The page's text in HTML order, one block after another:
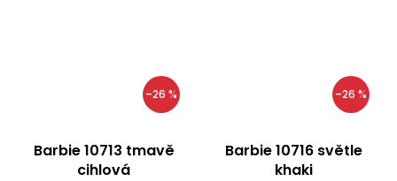
–26 %
Barbie 10713 tmavě
cihlová
–26 %
Barbie 10716 světle
khaki